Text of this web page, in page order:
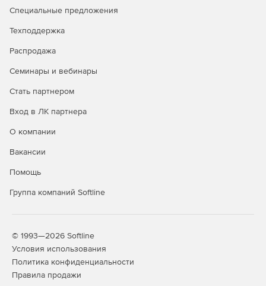
Специальные предложения
Техподдержка
Распродажа
Семинары и вебинары
Стать партнером
Вход в ЛК партнера
О компании
Вакансии
Помощь
Группа компаний Softline
© 1993—2026 Softline
Условия использования
Политика конфиденциальности
Правила продажи